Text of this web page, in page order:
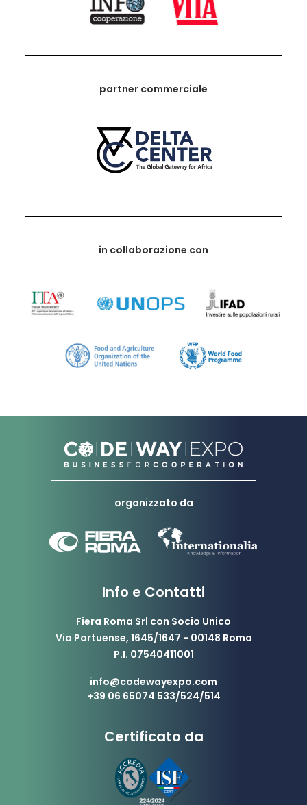
partner commerciale
in collaborazione con
organizzato da
Info e Contatti
Fiera Roma Srl con Socio Unico
Via Portuense, 1645/1647 - 00148 Roma
P.I. 07540411001
info@codewayexpo.com
+39 06 65074 533/524/514
Certificato da